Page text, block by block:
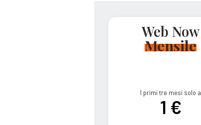
Web Now
Mensile
I primi tre mesi solo a
1 €